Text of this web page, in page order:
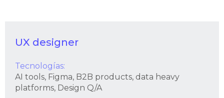
UX designer
Tecnologías:
AI tools, Figma, B2B products, data heavy
platforms, Design Q/A